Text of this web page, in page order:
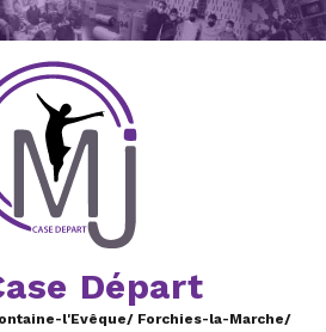
Départ
l'Evêque/ Forchies-la-Marche/